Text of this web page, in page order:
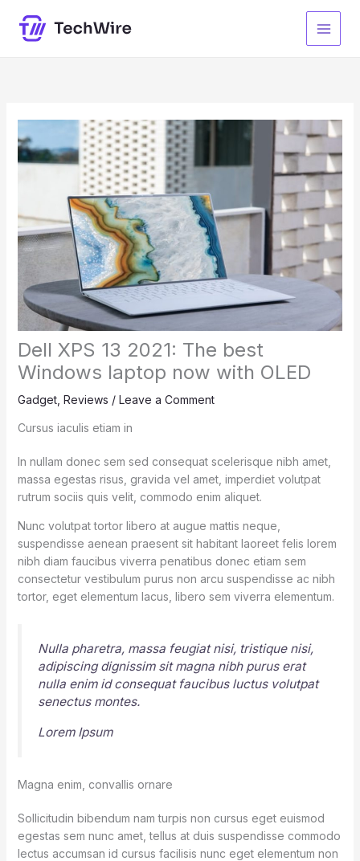
content
Dell XPS 13 2021: The best
Windows laptop now with OLED
Gadget, Reviews / Leave a Comment
Cursus iaculis etiam in
In nullam donec sem sed consequat scelerisque nibh amet,
massa egestas risus, gravida vel amet, imperdiet volutpat
rutrum sociis quis velit, commodo enim aliquet.
Nunc volutpat tortor libero at augue mattis neque,
suspendisse aenean praesent sit habitant laoreet felis lorem
nibh diam faucibus viverra penatibus donec etiam sem
consectetur vestibulum purus non arcu suspendisse ac nibh
tortor, eget elementum lacus, libero sem viverra elementum.
Nulla pharetra, massa feugiat nisi, tristique nisi,
adipiscing dignissim sit magna nibh purus erat
nulla enim id consequat faucibus luctus volutpat
senectus montes.
Lorem Ipsum
Magna enim, convallis ornare
Sollicitudin bibendum nam turpis non cursus eget euismod
egestas sem nunc amet, tellus at duis suspendisse commodo
lectus accumsan id cursus facilisis nunc eget elementum non